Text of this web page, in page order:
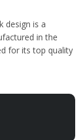
design is a
in the
for its top quality